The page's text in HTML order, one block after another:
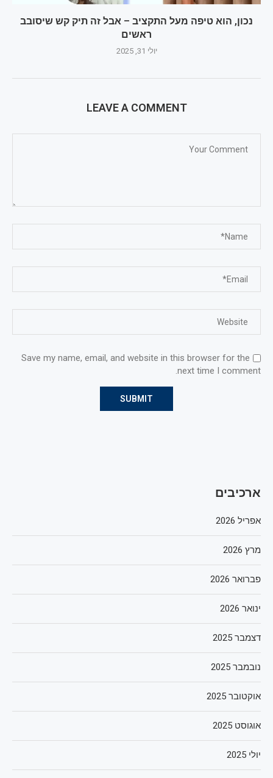
נכון, הוא טיפה מעל התקציב – אבל זה תיק קש שיסובב
ראשים
יולי 31, 2025
LEAVE A COMMENT
Save my name, email, and website in this browser for the
next time I comment.
ארכיבים
אפריל 2026
מרץ 2026
פברואר 2026
ינואר 2026
דצמבר 2025
נובמבר 2025
אוקטובר 2025
אוגוסט 2025
יולי 2025